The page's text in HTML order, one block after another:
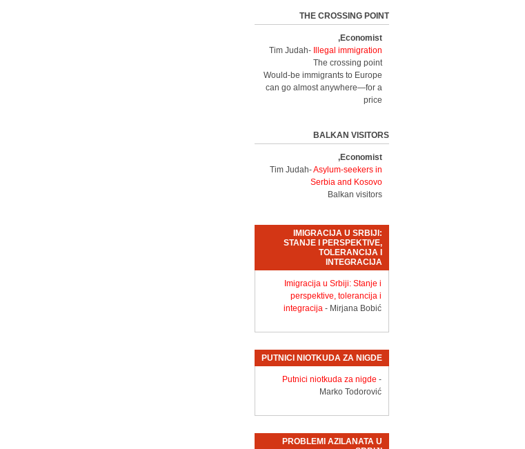
THE CROSSING POINT
Economist,
Tim Judah-
Illegal immigration
The crossing point
Would-be immigrants to Europe
can go almost anywhere—for a
price
BALKAN VISITORS
Economist,
Tim Judah-Asylum-seekers in
Serbia and Kosovo
Balkan visitors
IMIGRACIJA U SRBIJI:
STANJE I PERSPEKTIVE,
TOLERANCIJA I
INTEGRACIJA
Imigracija u Srbiji: Stanje i
perspektive, tolerancija i
integracija - Mirjana Bobić
PUTNICI NIOTKUDA ZA NIGDE
Putnici niotkuda za nigde -
Marko Todorović
PROBLEMI AZILANATA U